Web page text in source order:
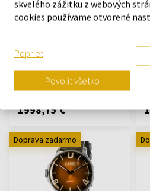
U-Boat 8839 Capsoil
Hodinky - Muži
Odošleme do 13.08.
1998,75 €
Doprava zadarmo
skvelého zážitku z webových
cookies používame otvorené
Poprieť
Povoliť všetko